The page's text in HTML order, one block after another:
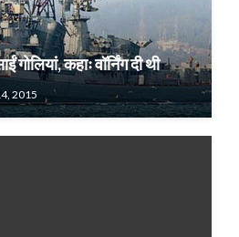
कहाः वॉर्निंग दी थी
2015